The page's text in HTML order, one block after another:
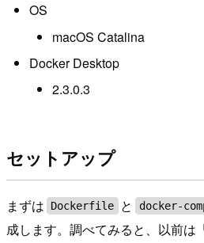
OS
macOS Catalina
Docker Desktop
2.3.0.3
セットアップ
まずは Dockerfile と docker-
成します。調べてみると、以前は